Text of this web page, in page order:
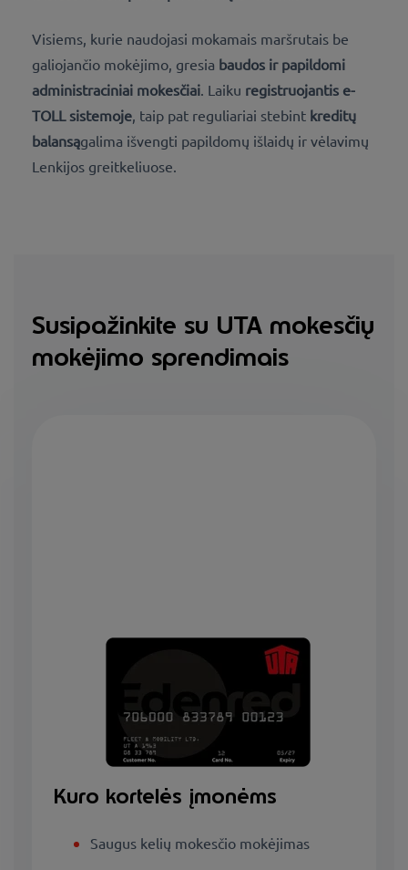
Visiems, kurie naudojasi mokamais maršrutais be
galiojančio mokėjimo, gresia baudos ir papildomi
administraciniai mokesčiai. Laiku registruojantis e-
TOLL sistemoje, taip pat reguliariai stebint kreditų
balansągalima išvengti papildomų išlaidų ir vėlavimų
Lenkijos greitkeliuose.
Susipažinkite su UTA mokesčių
mokėjimo sprendimais
Kuro kortelės įmonėms
Saugus kelių mokesčio mokėjimas